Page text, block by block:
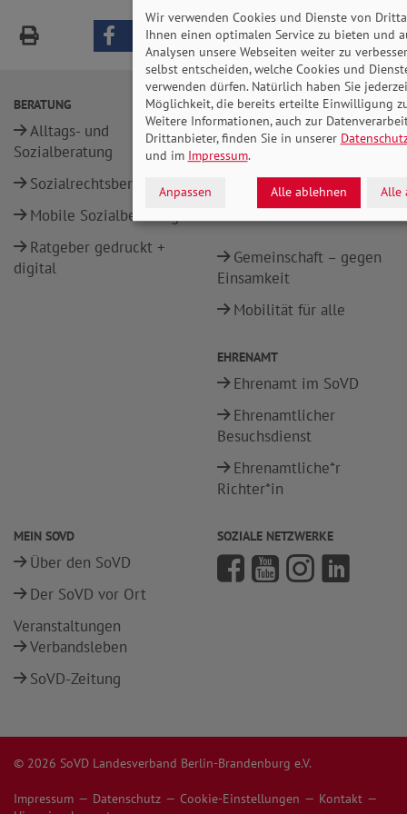
BERATUNG
Alltags- und
Sozialberatung
Sozialrechtsberatung
Mobile Sozialberatung
Ratgeber gedruckt +
digital
POLITIK
Sozialpolitische
Positionen
Gesellschaftliche
Teilhabe
Gemeinschaft – gegen
Einsamkeit
Mobilität für alle
EHRENAMT
Ehrenamt im SoVD
Ehrenamtlicher
Besuchsdienst
Ehrenamtliche*r
Richter*in
MEIN SOVD
Über den SoVD
Der SoVD vor Ort
Veranstaltungen
Verbandsleben
SoVD-Zeitung
SOZIALE NETZWERKE
© 2026 SoVD Landesverband Berlin-Brandenburg e.V.
Impressum Datenschutz Cookie-Einstellungen
Kontakt
Wir verwenden Cookies und Dienste von
Ihnen einen optimalen Service zu bieten und
Analysen unsere Webseiten weiter zu
selbst entscheiden, welche Cookies und
verwenden dürfen. Natürlich haben Sie
Möglichkeit, die bereits erteilte Einwilligung
Weitere Informationen, auch zur
Drittanbieter, finden Sie in unserer
und im Impressum.
Anpassen Alle ablehnen Alle